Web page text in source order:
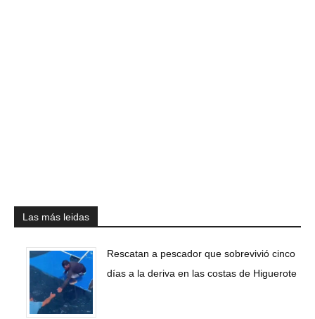
Las más leidas
Rescatan a pescador que sobrevivió cinco
días a la deriva en las costas de Higuerote